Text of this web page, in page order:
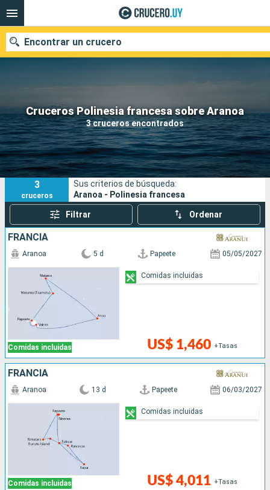
Cruceros Polinesia francesa sobre Aranoa
3 cruceros encontrados
Encontrar un crucero
Nuestros destinos
Fecha de salida
Puertos Compañías
Buscar
3
cruceros
Sus criterios de búsqueda:
Aranoa - Polinesia francesa
Filtrar Ordenar
FRANCIA
Comidas incluidas
Aranoa 5 d Papeete 05/05/2027
US$ 1,460 +Tasas
Comidas incluidas
FRANCIA
Comidas incluidas
Aranoa 13 d Papeete 06/03/2027
US$ 4,011 +Tasas
Comidas incluidas